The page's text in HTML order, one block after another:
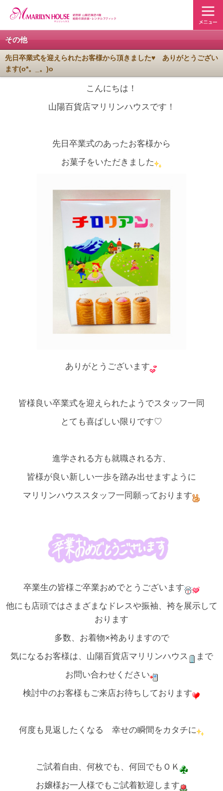
その他
先日卒業式を迎えられたお客様から頂きました♥ ありがとうござい
ます(o*。_。)o
こんにちは！
山陽百貨店マリリンハウスです！
先日卒業式のあったお客様から
お菓子をいただきました
ありがとうございます
皆様良い卒業式を迎えられたようでスタッフ一同
とても喜ばしい限りです♡
進学される方も就職される方、
皆様が良い新しい一歩を踏み出せますように
マリリンハウススタッフ一同願っております
卒業生の皆様ご卒業おめでとうございます
他にも店頭ではさまざまなドレスや振袖、袴を展示して
おります
多数、お着物×袴ありますので
気になるお客様は、山陽百貨店マリリンハウス
まで
お問い合わせください
検討中のお客様もご来店お待ちしております
何度も見返したくなる 幸せの瞬間をカタチに
ご試着自由、何枚でも、何回でもＯＫ
お嬢様お一人様でもご試着歓迎します